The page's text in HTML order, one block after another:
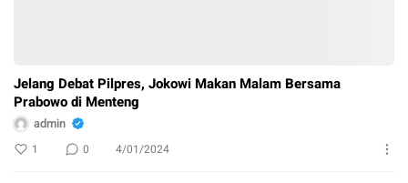
Jelang Debat Pilpres, Jokowi Makan Malam Bersama
Prabowo di Menteng
admin
1 0 4/01/2024